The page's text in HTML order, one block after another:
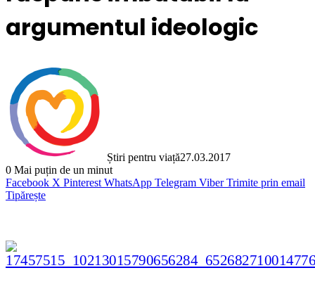
argumentul ideologic
Știri pentru viață27.03.2017
0 Mai puțin de un minut
Facebook X Pinterest WhatsApp Telegram Viber Trimite prin email
Tipărește